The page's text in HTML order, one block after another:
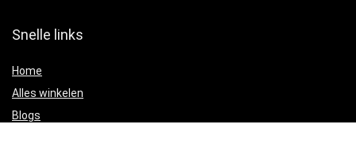
Snelle links
Home
Alles winkelen
Blogs